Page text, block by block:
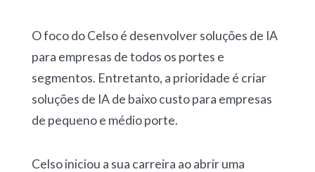
O foco do Celso é desenvolver soluções de IA
para empresas de todos os portes e
segmentos. Entretanto, a prioridade é criar
soluções de IA de baixo custo para empresas
de pequeno e médio porte.
Celso iniciou a sua carreira ao abrir uma